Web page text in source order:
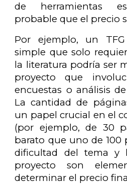
de herramientas
probable que el precio
Por ejemplo, un
simple que solo
la literatura podría ser
proyecto que
encuestas o análisis
La cantidad de
un papel crucial en el
(por ejemplo, de 30
barato que uno de 100
dificultad del tema y
proyecto son
determinar el precio